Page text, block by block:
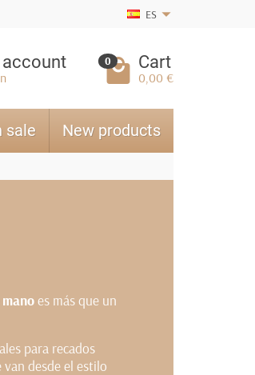
ES
account 0 Cart
0,00 €
sale New products
es más que un
para recados
desde el estilo